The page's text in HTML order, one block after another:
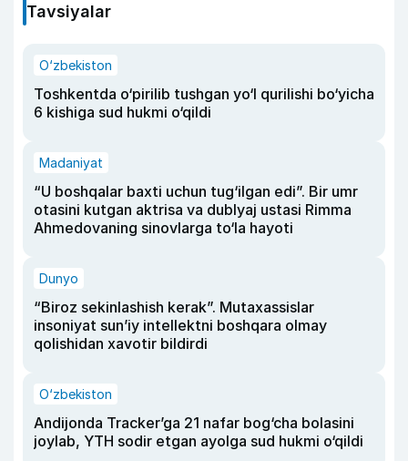
Tavsiyalar
O‘zbekiston
Toshkentda o‘pirilib tushgan yo‘l qurilishi bo‘yicha
6 kishiga sud hukmi o‘qildi
Madaniyat
“U boshqalar baxti uchun tug‘ilgan edi”. Bir umr
otasini kutgan aktrisa va dublyaj ustasi Rimma
Ahmedovaning sinovlarga to‘la hayoti
Dunyo
“Biroz sekinlashish kerak”. Mutaxassislar
insoniyat sun’iy intellektni boshqara olmay
qolishidan xavotir bildirdi
O‘zbekiston
Andijonda Tracker’ga 21 nafar bog‘cha bolasini
joylab, YTH sodir etgan ayolga sud hukmi o‘qildi